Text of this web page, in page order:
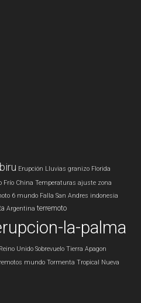
Erupción Lluvias granizo Florida
Frío China Temperaturas ajuste zona
6 mundo Falla San Andres indonesia
Argentina terremoto
la-palma
Reino Unido Sobrevuelo Tierra Apagon
mundo Tormenta Tropical Nueva